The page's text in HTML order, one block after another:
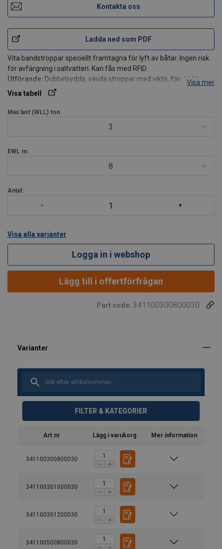
Kontakta oss
Ladda ned som PDF
Vita bandstroppar speciellt framtagna för lyft av båtar. Ingen risk
för avfärgning i saltvatten. Kan fås med RFID.
Utförande: Dubbelsydda, vävda stroppar med vikta, förstärkta
öglor. Alternativ med ”förkortningsögon” offereras.
Töjning vid arbetslast:
Visa mer
Visa tabell
Max last (WLL) ton
3
EWL m
8
Antal:
Visa alla varianter
Logga in i webshop
Lägg till i offertförfrågan
Part code: 341100300800030
FILTER & KATEGORIER
Art.nr Lägg i varukorg Mer information
341100300800030
341100301000030
341100301200030
341100500800030
Bruksanvisning